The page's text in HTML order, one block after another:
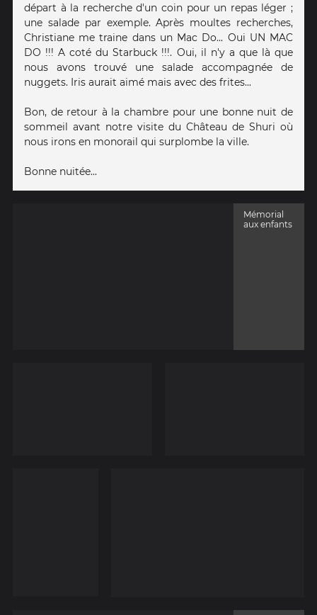
départ à la recherche d'un coin pour un repas léger ;
une salade par exemple. Après moultes recherches,
Christiane me traine dans un Mac Do... Oui UN MAC
DO !!! A coté du Starbuck !!!. Oui, il n'y a que là que
nous avons trouvé une salade accompagnée de
nuggets. Iris aurait aimé mais avec des frites...
Bon, de retour à la chambre pour une bonne nuit de
sommeil avant notre visite du Château de Shuri où
nous irons en monorail qui surplombe la ville.
Bonne nuitée...
Mémorial
aux enfants